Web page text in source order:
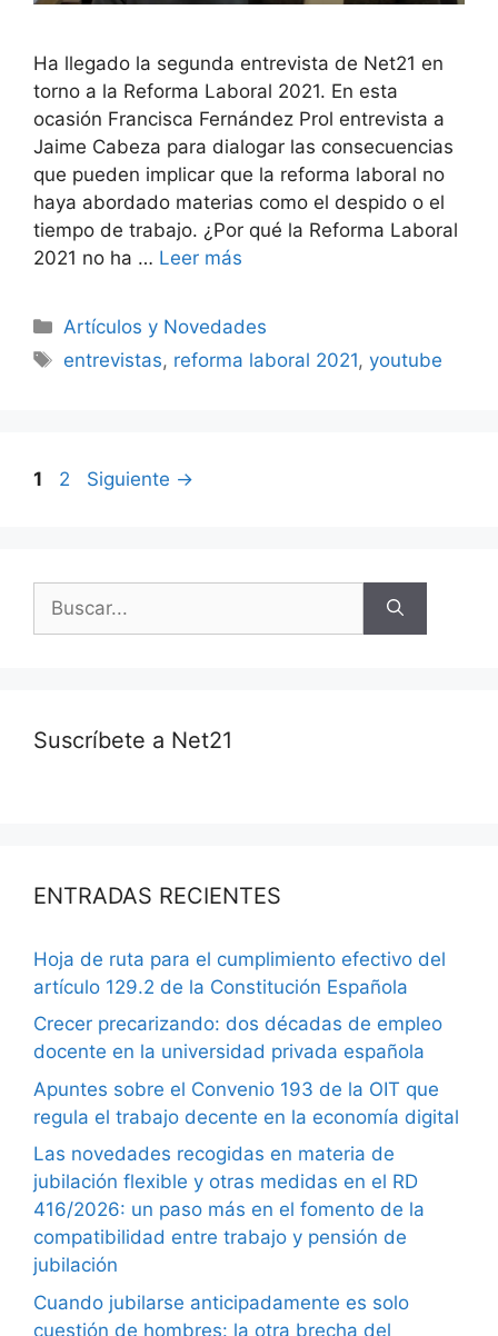
Ha llegado la segunda entrevista de Net21 en
torno a la Reforma Laboral 2021. En esta
ocasión Francisca Fernández Prol entrevista a
Jaime Cabeza para dialogar las consecuencias
que pueden implicar que la reforma laboral no
haya abordado materias como el despido o el
tiempo de trabajo. ¿Por qué la Reforma Laboral
2021 no ha … Leer más
Artículos y Novedades
entrevistas, reforma laboral 2021,youtube
1 2 Siguiente →
Suscríbete a Net21
ENTRADAS RECIENTES
Hoja de ruta para el cumplimiento efectivo del
artículo 129.2 de la Constitución Española
Crecer precarizando: dos décadas de empleo
docente en la universidad privada española
Apuntes sobre el Convenio 193 de la OIT que
regula el trabajo decente en la economía digital
Las novedades recogidas en materia de
jubilación flexible y otras medidas en el RD
416/2026: un paso más en el fomento de la
compatibilidad entre trabajo y pensión de
jubilación
Cuando jubilarse anticipadamente es solo
cuestión de hombres: la otra brecha del